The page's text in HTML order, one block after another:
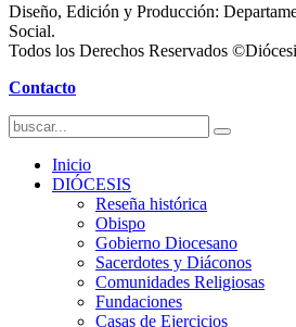
Diseño, Edición y Producción:
Social.
Todos los Derechos Reservados
Contacto
Inicio
DIÓCESIS
Reseña histórica
Obispo
Gobierno Diocesano
Sacerdotes y Diáconos
Comunidades Religiosas
Fundaciones
Casas de Ejercicios